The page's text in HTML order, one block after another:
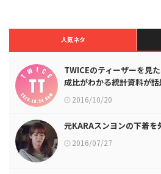
人気ネタ
TWICEのティーザーを見
成比がわかる統計資料が話
2016/10/20
元KARAスンヨンの下着
2016/07/27